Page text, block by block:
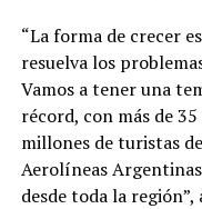
“La forma de crecer
resuelva los
Vamos a tener una
récord, con más de
millones de turistas
Aerolíneas
desde toda la región”,